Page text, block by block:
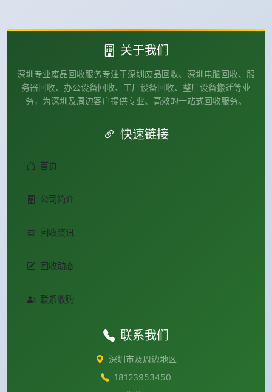
关于我们
深圳专业废品回收服务专注于深圳废品回收、深圳电脑回收、服
务器回收、办公设备回收、工厂设备回收、整厂设备搬迁等业
务，为深圳及周边客户提供专业、高效的一站式回收服务。
快速链接
首页
公司简介
回收资讯
回收动态
联系收购
联系我们
深圳市及周边地区
18123953450